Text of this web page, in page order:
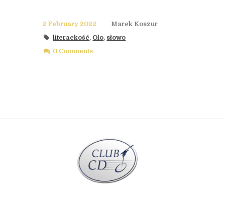
2 February 2022
Marek Koszur
literackość, Olo, słowo
0 Comments